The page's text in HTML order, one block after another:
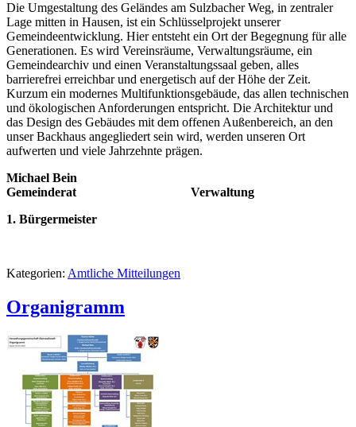
Die Umgestaltung des Geländes am Sulzbacher Weg, in zentraler
Lage mitten in Hausen, ist ein Schlüsselprojekt unserer
Gemeindeentwicklung. Hier entsteht ein Ort der Begegnung für alle
Generationen. Es wird Vereinsräume, Verwaltungsräume, ein
Gemeindearchiv und einen Veranstaltungssaal geben, alles
barrierefrei erreichbar und energetisch auf der Höhe der Zeit.
Kurzum ein modernes Multifunktionsgebäude, das allen technischen
und ökologischen Anforderungen entspricht. Die Architektur und
das Design des Gebäudes mit dem offenen Außenbereich, an den
unser Backhaus angegliedert sein wird, werden unseren Ort
aufwerten und viele Jahrzehnte prägen.
Michael Bein
Gemeinderat Verwaltung
1. Bürgermeister
Kategorien: Amtliche Mitteilungen
Organigramm